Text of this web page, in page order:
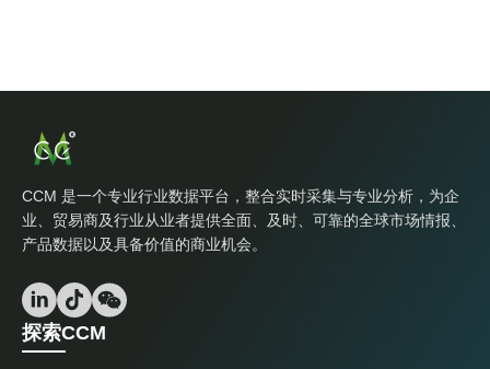
CCM 是一个专业行业数据平台，整合实时采集与专业分析，为企
业、贸易商及行业从业者提供全面、及时、可靠的全球市场情报、
产品数据以及具备价值的商业机会。
探索CCM